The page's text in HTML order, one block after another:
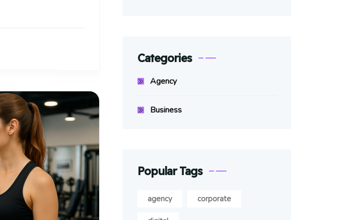
Categories
Agency
Business
Popular Tags
agency corporate